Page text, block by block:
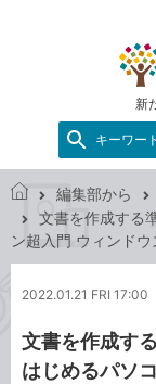
新
キーワー
で
き
ッ
編集部から
文書を作成する
ン超入門 ウィンド
2022.01.21 FRI 17:00
文書を作成す
はじめるパソ